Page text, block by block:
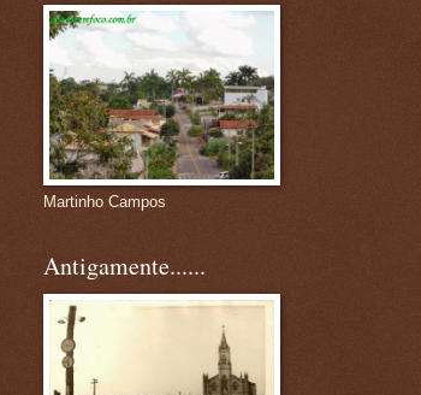
Martinho Campos
Antigamente......